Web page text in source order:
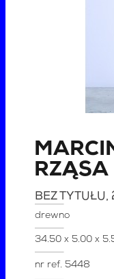
RZĄSA
BEZ TYTUŁU,
drewno
34.50 x 5.00 x
nr ref. 5448